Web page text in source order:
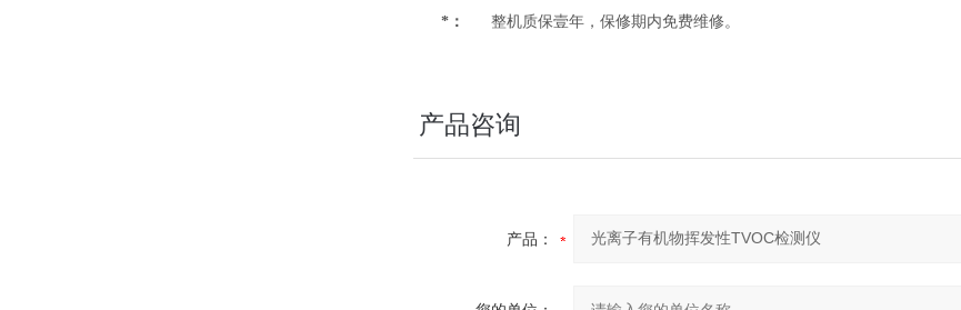
*：
整机质保壹年，保修期内免费维修。
产品咨询
产品：